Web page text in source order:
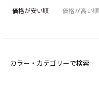
価格が安い順 価格が高い順
カラー・カテゴリーで検索